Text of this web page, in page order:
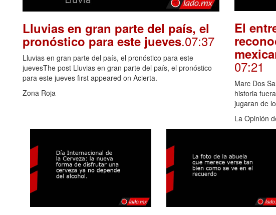
Lluvias en gran parte del país, el
pronóstico para este jueves.07:37
Lluvias en gran parte del país, el pronóstico para este
juevesThe post Lluvias en gran parte del país, el pronóstico
para este jueves first appeared on Acierta.
Zona Roja
El
07:21
Marc Dos
historia
jugaran de
La Opinión